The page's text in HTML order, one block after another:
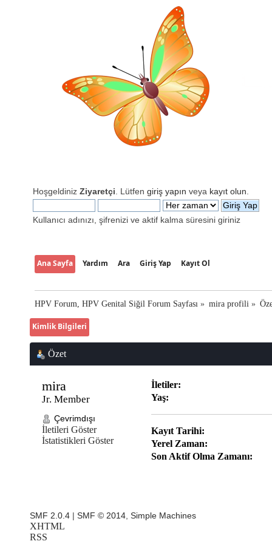
Hoşgeldiniz Ziyaretçi . Lütfen giriş yapın veya kayıt olun
Kullanıcı adınızı, şifrenizi ve aktif kalma süresini giriniz
Ana Sayfa Yardım Ara Giriş Yap Kayıt Ol
HPV Forum, HPV Genital Siğil Forum Sayfası » mira profili »
Kimlik Bilgileri
Özet
mira
Jr. Member
Çevrimdışı
İletileri Göster
İstatistikleri Göster
İletiler:
Yaş:
Kayıt Tarihi:
Yerel Zaman:
Son Aktif Olma Zamanı:
SMF 2.0.4 | SMF © 2014 Simple Machines
XHTML
RSS